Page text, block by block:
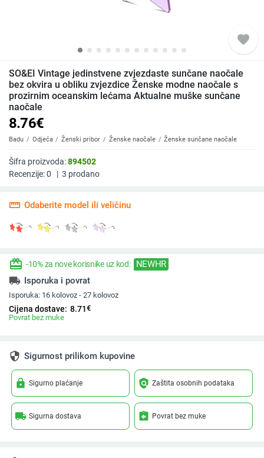
favorite
SO&EI Vintage jedinstvene zvjezdaste sunčane naočale
bez okvira u obliku zvjezdice Ženske modne naočale s
prozirnim oceanskim lećama Aktualne muške sunčane
naočale
8.76€
Badu Odjeća Ženski pribor Ženske naočale Ženske sunčane naočale
Šifra proizvoda:894502
Recenzije:0 | 3 prodano
straighten Odaberite model ili veličinu
redeem -10% za nove korisnike uz kod: NEWHR
local_shipping Isporuka i povrat
Isporuka: 16 kolovoz - 27 kolovoz
Cijena dostave: 8.71€
Povrat bez muke
security Sigurnost prilikom kupovine
lock Sigurno plaćanje policy Zaštita osobnih podataka
local_shipping Sigurna dostava assignment_return Povrat bez muke